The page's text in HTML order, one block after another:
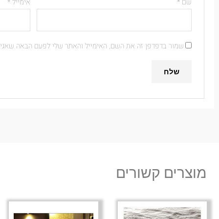
שמור בדפדפן זה את השם, האימייל והאתר שלי לפעם הבאה
מוצרים קשורים